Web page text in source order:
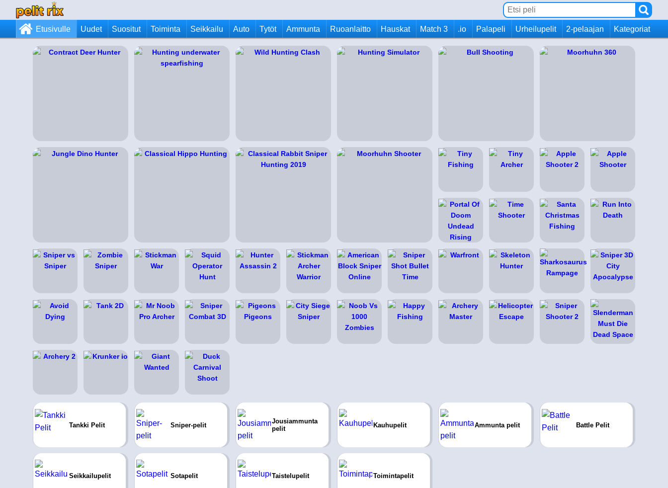
Etusivulle Uudet Suositut Toiminta Seikkailu Auto Tytöt Ammunta Ruoanlaitto Hauskat Match 3 .io Palapeli Urheilupelit 2-pelaajan Kategoriat
Tankki Pelit Sniper-pelit
Jousiammunta
pelit
Kauhupelit Ammunta pelit Battle Pelit
Seikkailupelit Sotapelit Taistelupelit Toimintapelit